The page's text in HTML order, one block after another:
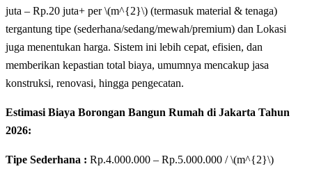
juta – Rp.20 juta+ per \(m^{2}\) (termasuk material & tenaga)
tergantung tipe (sederhana/sedang/mewah/premium) dan Lokasi
juga menentukan harga. Sistem ini lebih cepat, efisien, dan
memberikan kepastian total biaya, umumnya mencakup jasa
konstruksi, renovasi, hingga pengecatan.
Estimasi Biaya Borongan Bangun Rumah di Jakarta Tahun
2026:
Tipe Sederhana : Rp.4.000.000 – Rp.5.000.000 / \(m^{2}\)